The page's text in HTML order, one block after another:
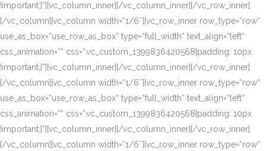
!important;}“][vc_column_inner][/vc_column_inner][/vc_row_inner]
[/vc_column][vc_column width=“1/6″][vc_row_inner row_type=“row“
use_as_box=“use_row_as_box“ type=“full_width“ text_align=“left“
css_animation=““ css=“.vc_custom_1399836420568{padding: 10px
!important;}“][vc_column_inner][/vc_column_inner][/vc_row_inner]
[/vc_column][vc_column width=“1/6″][vc_row_inner row_type=“row“
use_as_box=“use_row_as_box“ type=“full_width“ text_align=“left“
css_animation=““ css=“.vc_custom_1399836420568{padding: 10px
!important;}“][vc_column_inner][/vc_column_inner][/vc_row_inner]
[/vc_column][vc_column width=“1/6″][vc_row_inner row_type=“row“